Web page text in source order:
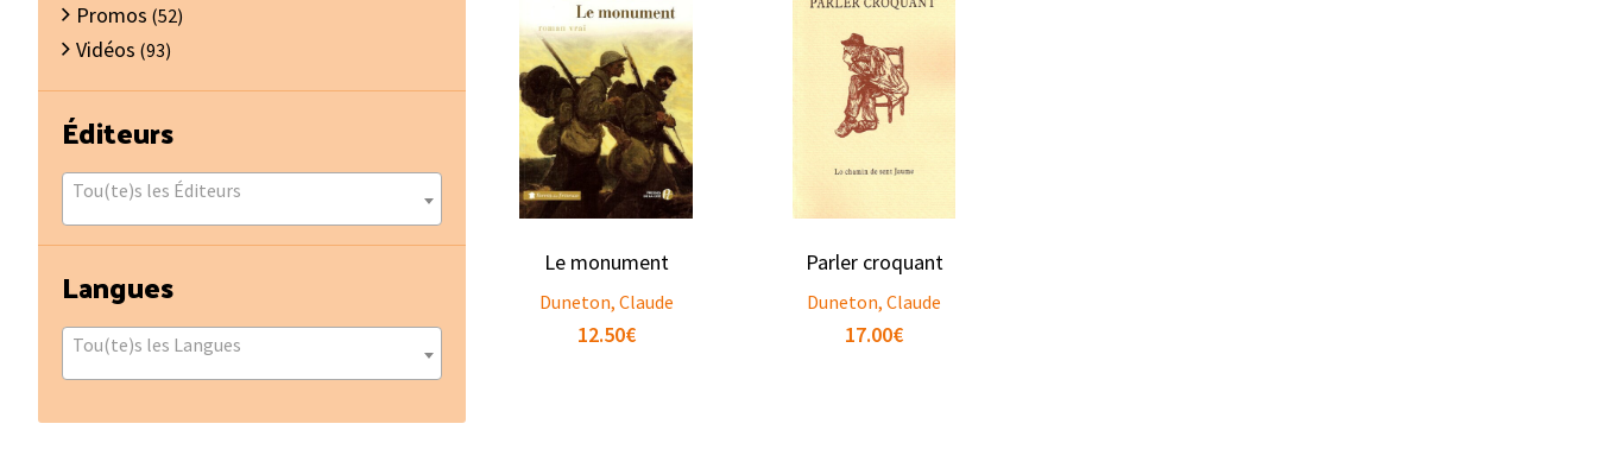
Le monument
Duneton, Claude
12.50€
Parler croquant
Duneton, Claude
17.00€
Promos (52)
Vidéos (93)
Éditeurs
Tou(te)s les Éditeurs
Langues
Tou(te)s les Langues